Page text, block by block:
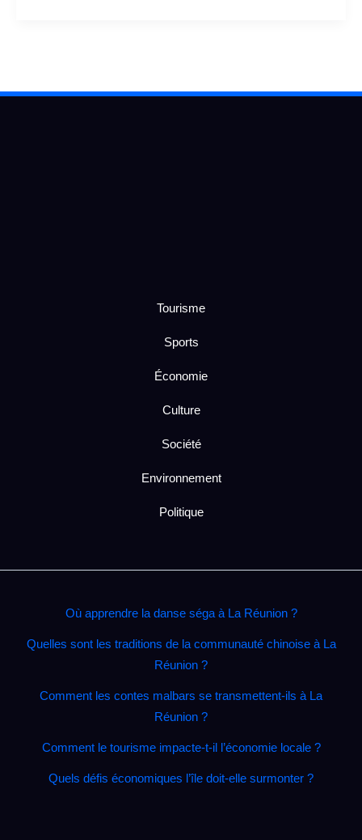
Tourisme
Sports
Économie
Culture
Société
Environnement
Politique
Où apprendre la danse séga à La Réunion ?
Quelles sont les traditions de la communauté chinoise à La
Réunion ?
Comment les contes malbars se transmettent‑ils à La
Réunion ?
Comment le tourisme impacte‑t‑il l’économie locale ?
Quels défis économiques l’île doit‑elle surmonter ?